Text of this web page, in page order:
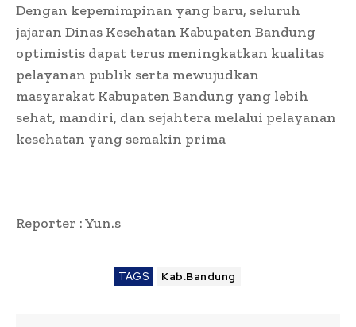
Dengan kepemimpinan yang baru, seluruh
jajaran Dinas Kesehatan Kabupaten Bandung
optimistis dapat terus meningkatkan kualitas
pelayanan publik serta mewujudkan
masyarakat Kabupaten Bandung yang lebih
sehat, mandiri, dan sejahtera melalui pelayanan
kesehatan yang semakin prima
Reporter : Yun.s
TAGS Kab.Bandung